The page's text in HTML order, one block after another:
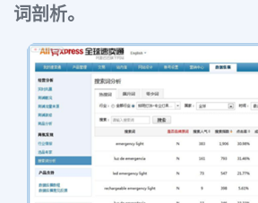
词剖析。